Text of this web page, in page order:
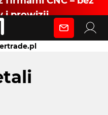
i prowizji
się